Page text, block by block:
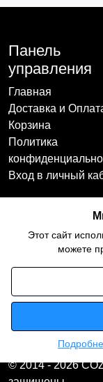
Панель
управления
Главная
Доставка и
Корзина
Политика
Вход в личный
Наши
© 2014 - 2026
Этот сайт
можете